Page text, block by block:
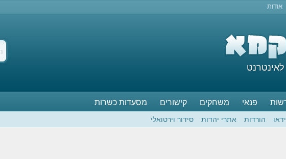
אודות
פנאי משחקים קישורים מסעדות כשרות
הורדות אתרי יהדות סידור וירטואלי